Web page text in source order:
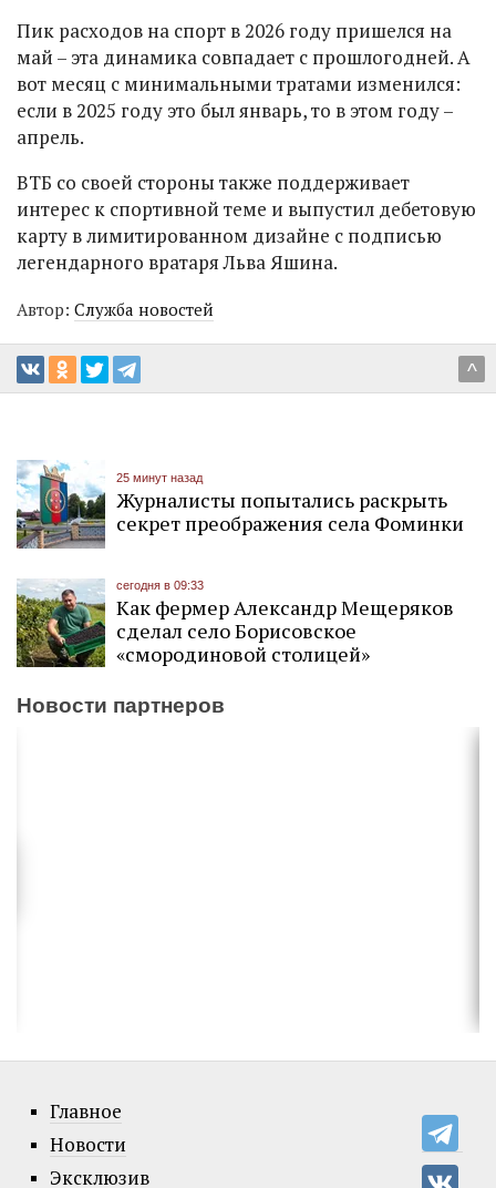
Пик расходов на спорт в 2026 году пришелся на
май – эта динамика совпадает с прошлогодней. А
вот месяц с минимальными тратами изменился:
если в 2025 году это был январь, то в этом году –
апрель.
ВТБ со своей стороны также поддерживает
интерес к спортивной теме и выпустил дебетовую
карту в лимитированном дизайне с подписью
легендарного вратаря Льва Яшина.
Автор: Служба новостей
^
25 минут назад
Журналисты попытались раскрыть
секрет преображения села Фоминки
сегодня в 09:33
Как фермер Александр Мещеряков
сделал село Борисовское
«смородиновой столицей»
Новости партнеров
Главное
Новости
Эксклюзив